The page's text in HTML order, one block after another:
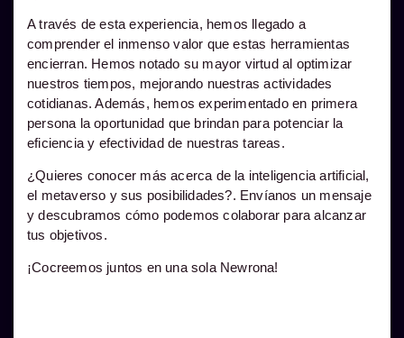
A través de esta experiencia, hemos llegado a
comprender el inmenso valor que estas herramientas
encierran. Hemos notado su mayor virtud al optimizar
nuestros tiempos, mejorando nuestras actividades
cotidianas. Además, hemos experimentado en primera
persona la oportunidad que brindan para potenciar la
eficiencia y efectividad de nuestras tareas.
¿Quieres conocer más acerca de la inteligencia artificial,
el metaverso y sus posibilidades?. Envíanos un mensaje
y descubramos cómo podemos colaborar para alcanzar
tus objetivos.
¡Cocreemos juntos en una sola Newrona!